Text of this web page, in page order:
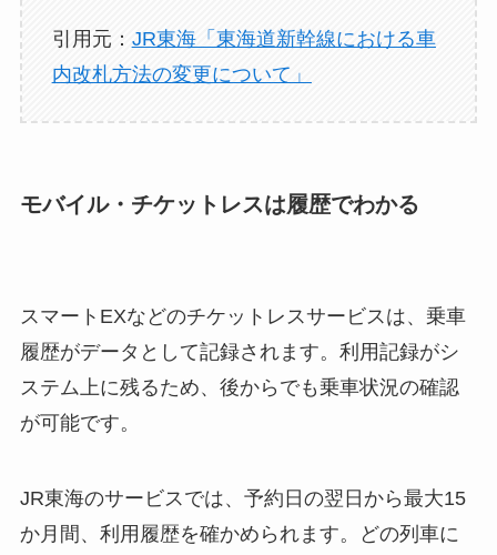
引用元： JR東海「東海道新幹線における車
内改札方法の変更について」
モバイル・チケットレスは履歴でわかる
スマートEXなどのチケットレスサービスは、乗車
履歴がデータとして記録されます。利用記録がシ
ステム上に残るため、後からでも乗車状況の確認
が可能です。
JR東海のサービスでは、予約日の翌日から最大15
か月間、利用履歴を確かめられます。どの列車に